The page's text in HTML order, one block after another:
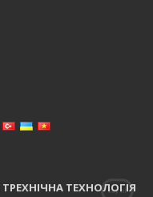
ТРЕХНІЧНА ТЕХНОЛОГІЯ